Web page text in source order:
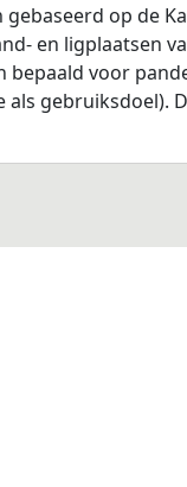
op de
en ligplaatsen
voor
gebruiksdoel).